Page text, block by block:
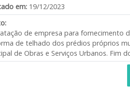
em: 19/12/2023
de empresa para fornecimento
de telhado dos prédios próprios
de Obras e Serviços Urbanos. Fim